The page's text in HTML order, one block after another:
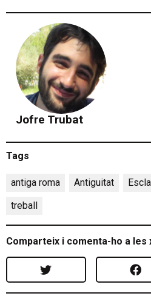
Jofre Trubat
Tags
antiga roma Antiguitat
treball
Comparteix i comenta-ho a les